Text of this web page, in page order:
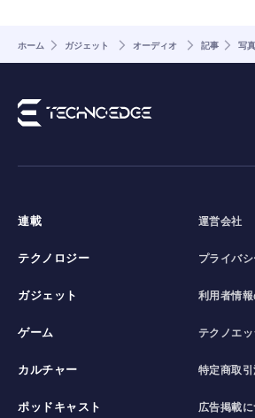
ホーム ガジェット オーディオ 記事 写
連載
テクノロジー
ガジェット
ゲーム
カルチャー
ポッドキャスト
運営会社
プライバ
利用者情
テクノエ
特定商取
広告掲載